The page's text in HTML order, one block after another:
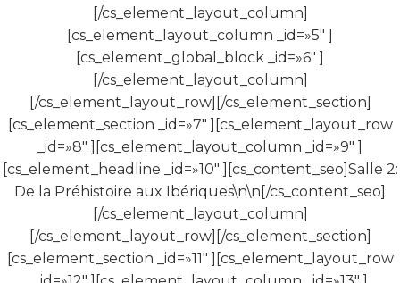
[/cs_element_layout_column]
[cs_element_layout_column _id=»5″ ]
[cs_element_global_block _id=»6″ ]
[/cs_element_layout_column]
[/cs_element_layout_row][/cs_element_section]
[cs_element_section _id=»7″ ][cs_element_layout_row
_id=»8″ ][cs_element_layout_column _id=»9″ ]
[cs_element_headline _id=»10″ ][cs_content_seo]Salle 2:
De la Préhistoire aux Ibériques\n\n[/cs_content_seo]
[/cs_element_layout_column]
[/cs_element_layout_row][/cs_element_section]
[cs_element_section _id=»11″ ][cs_element_layout_row